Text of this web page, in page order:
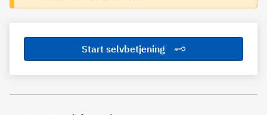
Start selvbetjening